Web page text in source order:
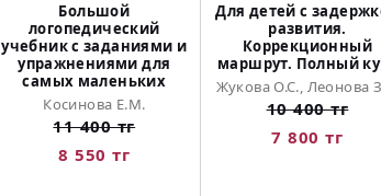
Большой
логопедический
учебник с заданиями и
упражнениями для
самых маленьких
Косинова Е.М.
11 400 тг
8 550 тг
Для детей с
развития.
Коррекционный
маршрут. Полный
Жукова О.С., Леонова
10 400 тг
7 800 тг